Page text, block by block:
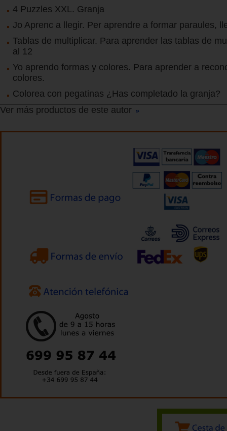
4 Puzzles XXL. Granja
Jo Aprenc a llegir. Per aprendre a formar paraules,
Tablas de multiplicar. Para aprender las tablas de
al 12
Yo aprendo formas y colores. Para aprender a
colores.
Colorea con pegatinas ¿Has completado la granja?
Ver más productos de este autor